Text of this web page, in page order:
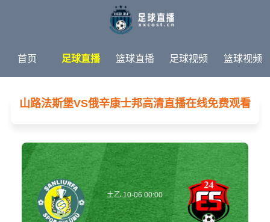
首页 足球直播 篮球直播 足球视频 篮球视频
足球新闻 篮球新闻 体育专题
山路法斯堡VS俄辛康士邦高清直播在线免费观看
土乙 10-06 00:00